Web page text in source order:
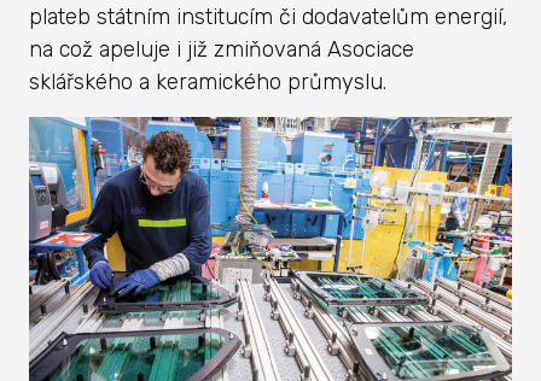
plateb státním institucím či dodavatelům energií,
na což apeluje i již zmiňovaná Asociace
sklářského a keramického průmyslu.